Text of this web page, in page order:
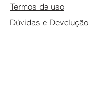
Termos de uso
Dúvidas e Devolução